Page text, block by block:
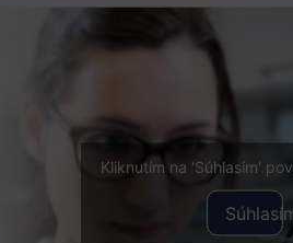
Kliknutím na 'Súhlasím'